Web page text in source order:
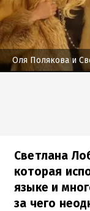
Оля Полякова и
Светлана
которая
языке и
за чего